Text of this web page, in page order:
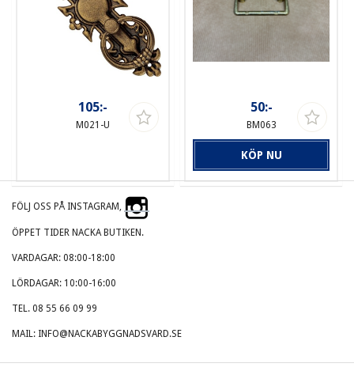
105:-
M021-U
50:-
BM063
KÖP NU
FÖLJ OSS PÅ INSTAGRAM,
ÖPPET TIDER NACKA BUTIKEN.
VARDAGAR: 08:00-18:00
LÖRDAGAR: 10:00-16:00
TEL. 08 55 66 09 99
MAIL: INFO@NACKABYGGNADSVARD.SE